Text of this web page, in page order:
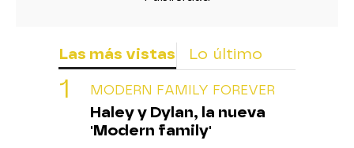
Las más vistas Lo último
MODERN FAMILY FOREVER
Haley y Dylan, la nueva
'Modern family'